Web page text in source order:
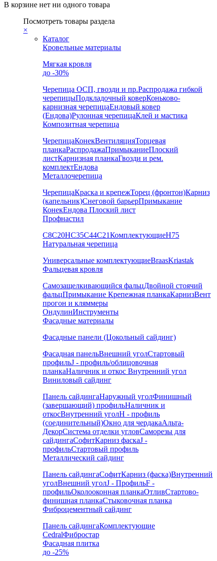
В корзине нет ни одного товара
Посмотреть товары раздела
×
Каталог
Кровельные материалы
Мягкая кровля
до -30%
Черепица ОСП, гвозди и пр.Распродажа гибкой
черепицыПодкладочный коверКоньково-
карнизная черепицаЕндовый ковер
(Ендова)Рулонная черепицаКлей и мастика
Композитная черепица
ЧерепицаКонекВентиляцияТорцевая
планкаРаспродажаПримыканиеПлоский
листКарнизная планкаГвозди и рем.
комплектЕндова
Металлочерепица
ЧерепицаКраска и крепежТорец (фронтон)Карниз
(капельник)Снеговой барьерПримыкание
КонекЕндова Плоский лист
Профнастил
С8С20НС35С44С21КомплектующиеН75
Натуральная черепица
Универсальные комплектующиеBraasKriastak
Фальцевая кровля
Самозащелкивающийся фальцДвойной стоячий
фальцПримыкание Крепежная планкаКарнизВент
прогон и кляммеры
ОндулинИнструменты
Фасадные материалы
Фасадные панели (Цокольный сайдинг)
Фасадная панельВнешний уголСтартовый
профильJ - профиль/облицовочная
планкаНаличник и откос Внутренний угол
Виниловый сайдинг
Панель сайдингаНаружный уголФинишный
(завершающий) профильНаличник и
откосВнутренний уголH - профиль
(соединительный)Окно для чердакаАльта-
ДекорСистема отделки угловСаморезы для
сайдингаСофитКарниз фаскаJ -
профильСтартовый профиль
Металлический сайдинг
Панель сайдингаСофитКарниз (фаска)Внутренний
уголВнешний уголJ - ПрофильF -
профильОколооконная планкаОтливСтартово-
финишная планкаСтыковочная планка
Фиброцементный сайдинг
Панель сайдингаКомплектующие
CedralФибростар
Фасадная плитка
до -25%